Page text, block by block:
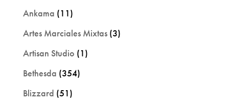
Ankama (11)
Artes Marciales Mixtas(3)
Artisan Studio (1)
Bethesda (354)
Blizzard (51)